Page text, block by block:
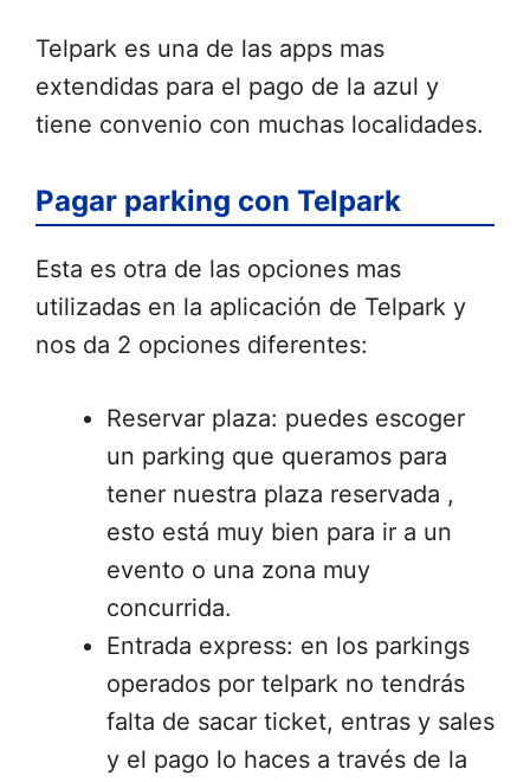
Telpark es una de las apps mas
extendidas para el pago de la azul y
tiene convenio con muchas localidades.
Pagar parking con Telpark
Esta es otra de las opciones mas
utilizadas en la aplicación de Telpark y
nos da 2 opciones diferentes:
Reservar plaza: puedes escoger
un parking que queramos para
tener nuestra plaza reservada ,
esto está muy bien para ir a un
evento o una zona muy
concurrida.
Entrada express: en los parkings
operados por telpark no tendrás
falta de sacar ticket, entras y sales
y el pago lo haces a través de la